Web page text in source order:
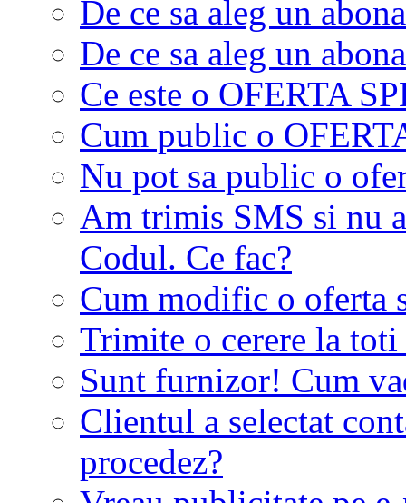
De ce sa aleg un
De ce sa aleg un
Ce este o OFERTA
Cum public o
Nu pot sa public o
Am trimis SMS si nu
Codul. Ce fac?
Cum modific o oferta
Trimite o cerere la
Sunt furnizor! Cum
Clientul a selectat
procedez?